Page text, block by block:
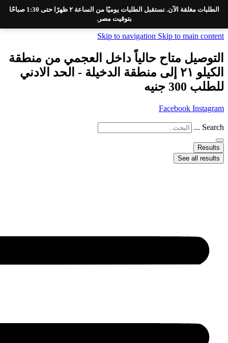
Skip to navigation Skip to main content
التوصيل متاح حالياً داخل العجمي من منطقة
الكيلو ٢١ إلى منطقة الدخيلة - الحد الادني
للطلب 300 جنيه
Facebook Instagram
Search ...
Results
See all results
الطلبات مغلقة الآن. نستقبل الطلبات يوميًا من الساعة ٢ ظهرًا حتى 1:30 صباحًا
بتوقيت مصر.